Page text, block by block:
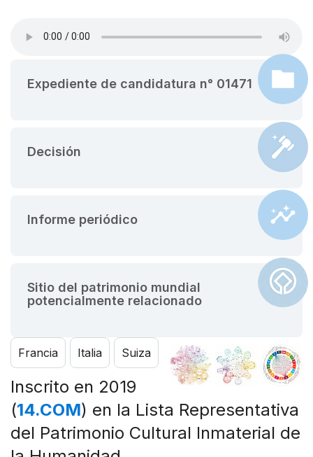
Expediente de candidatura n° 01471
Decisión
Informe periódico
Sitio del patrimonio mundial
potencialmente relacionado
Francia Italia Suiza
Inscrito en 2019
(14.COM) en la Lista Representativa
del Patrimonio Cultural Inmaterial de